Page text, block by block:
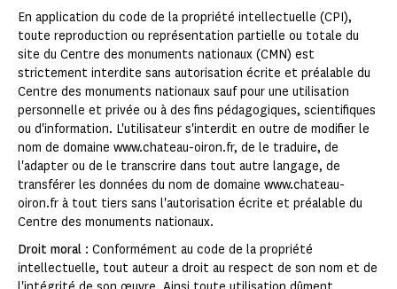
En application du code de la propriété intellectuelle (CPI),
toute reproduction ou représentation partielle ou totale du
site du Centre des monuments nationaux (CMN) est
strictement interdite sans autorisation écrite et préalable du
Centre des monuments nationaux sauf pour une utilisation
personnelle et privée ou à des fins pédagogiques, scientifiques
ou d'information. L'utilisateur s'interdit en outre de modifier le
nom de domaine www.chateau-oiron.fr, de le traduire, de
l'adapter ou de le transcrire dans tout autre langage, de
transférer les données du nom de domaine www.chateau-
oiron.fr à tout tiers sans l'autorisation écrite et préalable du
Centre des monuments nationaux.
Droit moral : Conformément au code de la propriété
intellectuelle, tout auteur a droit au respect de son nom et de